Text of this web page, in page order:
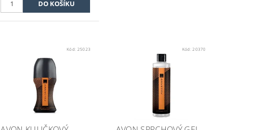
Kód: 25023 Kód:20370